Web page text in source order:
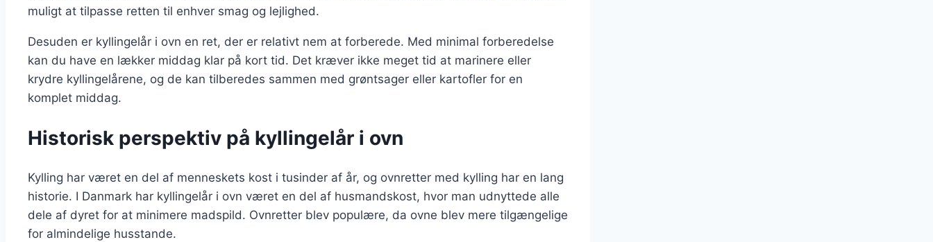
muligt at tilpasse retten til enhver smag og lejlighed.
Desuden er kyllingelår i ovn en ret, der er relativt nem at forberede. Med minimal forberedelse
kan du have en lækker middag klar på kort tid. Det kræver ikke meget tid at marinere eller
krydre kyllingelårene, og de kan tilberedes sammen med grøntsager eller kartofler for en
komplet middag.
Historisk perspektiv på kyllingelår i ovn
Kylling har været en del af menneskets kost i tusinder af år, og ovnretter med kylling har en lang
historie. I Danmark har kyllingelår i ovn været en del af husmandskost, hvor man udnyttede alle
dele af dyret for at minimere madspild. Ovnretter blev populære, da ovne blev mere tilgængelige
for almindelige husstande.